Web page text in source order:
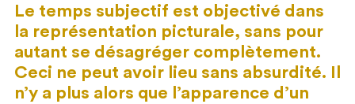
Le temps subjectif est objectivé dans
la représentation picturale, sans pour
autant se désagréger complètement.
Ceci ne peut avoir lieu sans absurdité. Il
n’y a plus alors que l’apparence d’un